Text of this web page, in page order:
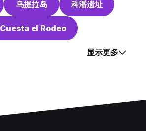
乌提拉岛 科潘遗址
Cuesta el Rodeo
显示更多